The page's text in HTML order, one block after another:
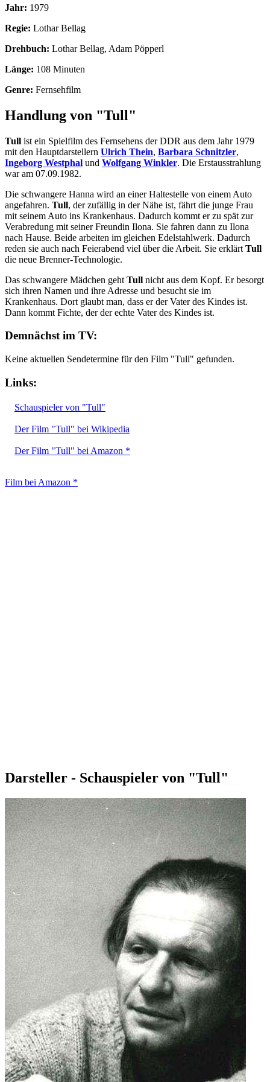
Jahr: 1979
Regie: Lothar Bellag
Drehbuch: Lothar Bellag, Adam Pöpperl
Länge: 108 Minuten
Genre: Fernsehfilm
Handlung von "Tull"
Tull ist ein Spielfilm des Fernsehens der DDR aus dem Jahr 1979
mit den Hauptdarstellern Ulrich Thein, Barbara Schnitzler,
Ingeborg Westphal und Wolfgang Winkler. Die Erstausstrahlung
war am 07.09.1982.
Die schwangere Hanna wird an einer Haltestelle von einem Auto
angefahren. Tull, der zufällig in der Nähe ist, fährt die junge Frau
mit seinem Auto ins Krankenhaus. Dadurch kommt er zu spät zur
Verabredung mit seiner Freundin Ilona. Sie fahren dann zu Ilona
nach Hause. Beide arbeiten im gleichen Edelstahlwerk. Dadurch
reden sie auch nach Feierabend viel über die Arbeit. Sie erklärt Tull
die neue Brenner-Technologie.
Das schwangere Mädchen geht Tull nicht aus dem Kopf. Er besorgt
sich ihren Namen und ihre Adresse und besucht sie im
Krankenhaus. Dort glaubt man, dass er der Vater des Kindes ist.
Dann kommt Fichte, der der echte Vater des Kindes ist.
Demnächst im TV:
Keine aktuellen Sendetermine für den Film "Tull" gefunden.
Links:
Schauspieler von "Tull"
Der Film "Tull" bei Wikipedia
Der Film "Tull" bei Amazon *
Film bei Amazon *
Darsteller - Schauspieler von "Tull"